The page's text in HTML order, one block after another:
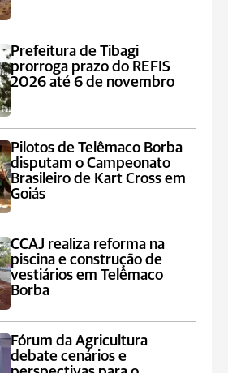
Prefeitura de Tibagi
prorroga prazo do REFIS
2026 até 6 de novembro
Pilotos de Telêmaco Borba
disputam o Campeonato
Brasileiro de Kart Cross em
Goiás
CCAJ realiza reforma na
piscina e construção de
vestiários em Telêmaco
Borba
Fórum da Agricultura
debate cenários e